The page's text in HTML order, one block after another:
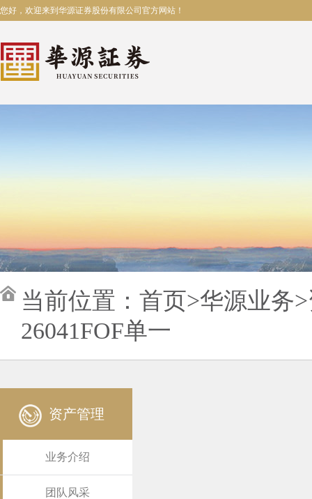
您好，欢迎来到华源证券股份有限公司官方网站！
当前位置： 首页>华源业务>
26041FOF单一
资产管理
业务介绍
团队风采